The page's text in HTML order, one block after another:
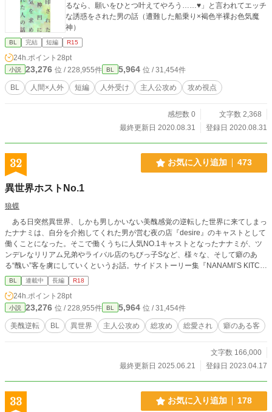
るなら、願いをひとつ叶えてやろう……♥」と言われてエッチ
な誘惑をされた男の話（遭難した船乗り×褐色半裸お色気魔
神）
BL 完結 短編 R15
24h.ポイント 28pt
小説 23,276 位 / 228,955件 BL 5,964 位 / 31,454件
BL 人間×人外 短編 人外受け 主人公攻め 攻め視点
感想数 0
文字数 2,368
最終更新日 2020.08.31
登録日 2020.08.31
32 お気に入り追加 473
異世界ホストNo.1
狼蝶
ある日突然異世界、しかも男しかいない美醜感覚の逆転した世界に来てしまっ
たナナミは、自分を介抱してくれた男が営む夜の店『desire』のキャストとして
働くことになった。そこで働くうちに人気NO.1キャストとなったナナミが、ツ
ンデレなリリアム兄弟やライバル店のちびっ子Sなど、様々な、そして癖のあ
る“醜い”客を虜にしていくというお話。サイドストーリー集『NANAMI’S KITCH
EN』もあるので、合わせて楽しんでいただければ幸いです。 ＊視点バラバラ(キ
ャラのかつ一人称・三人称が)＊元々短編で終わっていた話に付け足した感じな
ので、時系列、話もバラバラです＊更新も不定期です。何でも許せる方のみ、お
読みください。
BL 連載中 長編 R18
24h.ポイント 28pt
小説 23,276 位 / 228,955件 BL 5,964 位 / 31,454件
美醜逆転 BL 異世界 主人公攻め 総攻め 総愛され 癖のある客
文字数 166,000
最終更新日 2025.06.21
登録日 2023.04.17
33 お気に入り追加 178